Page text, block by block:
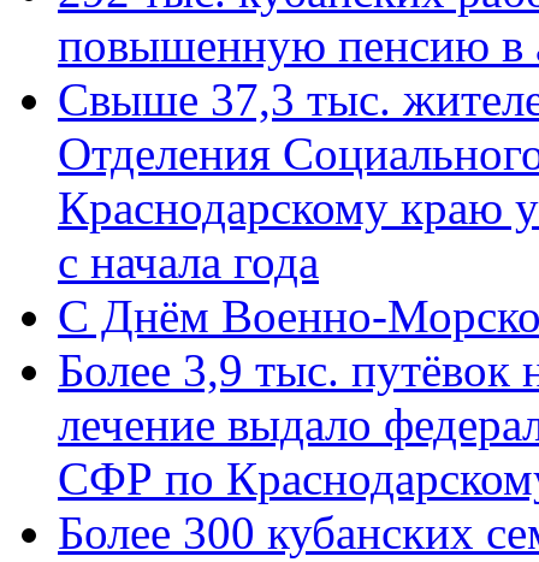
повышенную пенсию в
Свыше 37,3 тыс.
Отделения
Краснодарскому краю
с начала года
C Днём Военно-
Более 3,9 тыс. путёвок
лечение выдало
СФР по
Более 300 кубанских